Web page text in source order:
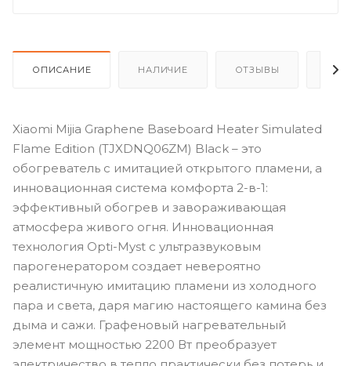
ОПИСАНИЕ НАЛИЧИЕ ОТЗЫВЫ
Xiaomi Mijia Graphene Baseboard Heater Simulated
Flame Edition (TJXDNQ06ZM) Black – это
обогреватель с имитацией открытого пламени, а
инновационная система комфорта 2-в-1:
эффективный обогрев и завораживающая
атмосфера живого огня. Инновационная
технология Opti-Myst с ультразвуковым
парогенератором создает невероятно
реалистичную имитацию пламени из холодного
пара и света, даря магию настоящего камина без
дыма и сажи. Графеновый нагревательный
элемент мощностью 2200 Вт преобразует